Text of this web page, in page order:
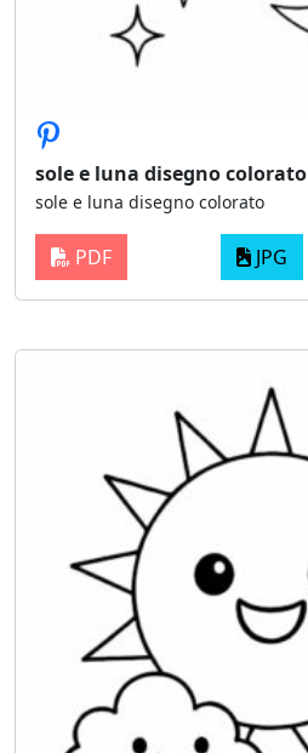
sole e luna disegno colorato
sole e luna disegno colorato
PDF JPG